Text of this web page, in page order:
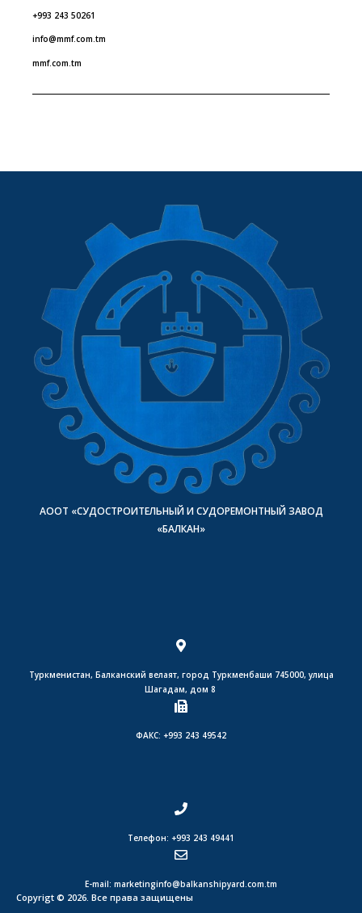
+993 243 50261
info@mmf.com.tm
mmf.com.tm
АООТ «СУДОСТРОИТЕЛЬНЫЙ И СУДОРЕМОНТНЫЙ ЗАВОД
«БАЛКАН»
Туркменистан, Балканский велаят, город Туркменбаши 745000, улица
Шагадам, дом 8
ФАКС: +993 243 49542
Телефон: +993 243 49441
E-mail: marketinginfo@balkanshipyard.com.tm
Copyrigt © 2026. Все права защищены